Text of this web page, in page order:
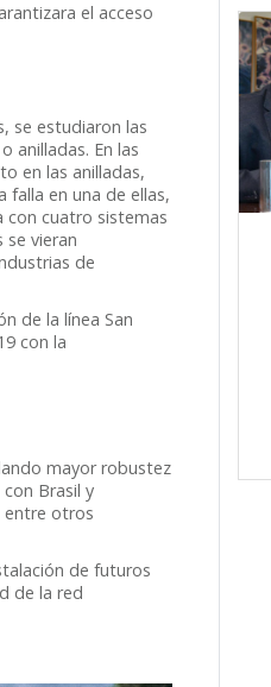
el acceso
se estudiaron las
anilladas. En las
en las anilladas,
falla en una de ellas,
con cuatro sistemas
vieran
de
de la línea San
con la
mayor robustez
Brasil y
entre otros
de futuros
de la red